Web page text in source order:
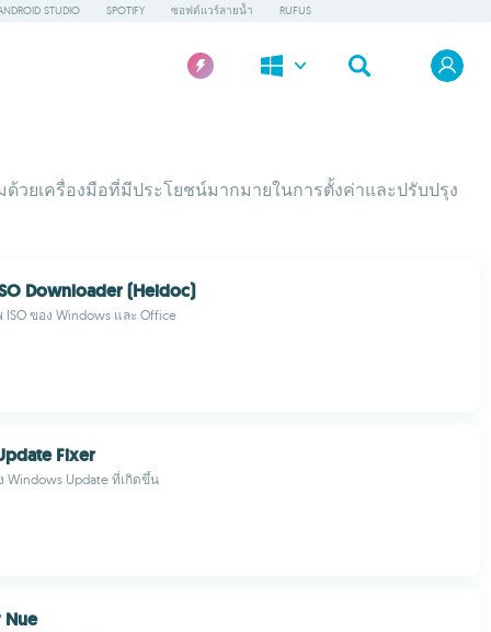
STUDIO SPOTIFY ซอฟต์แวร์ลายน้ำ RUFUS
วยเครื่องมือที่มีประโยชน์มากมายในการตั้งค่าและปรับปรุง
Downloader (Heidoc)
ของ Windows และ Office
Fixer
Update ที่เกิดขึ้น
Nue